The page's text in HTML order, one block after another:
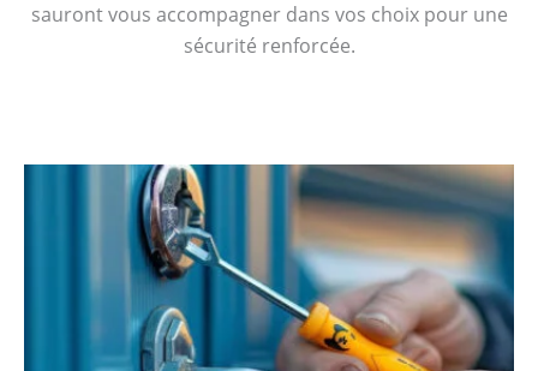
sauront vous accompagner dans vos choix pour une
sécurité renforcée.